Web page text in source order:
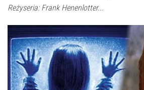
Reżyseria: Frank Henenlotter...